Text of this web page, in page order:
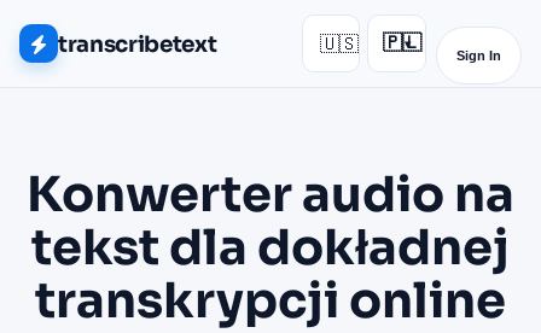
transcribetext 🇺🇸 🇵🇱
▾
Sign In
Konwerter audio na
tekst dla dokładnej
transkrypcji online